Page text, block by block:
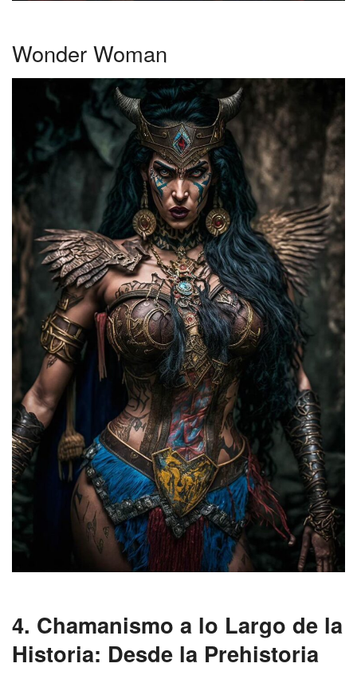
Wonder Woman
4. Chamanismo a lo Largo de la
Historia: Desde la Prehistoria